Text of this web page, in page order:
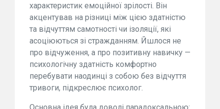
характеристик емоційної зрілості. Він
акцентував на різниці між цією здатністю
та відчуттям самотності чи ізоляції, які
асоціюються зі стражданням. Йшлося не
про відчуження, а про позитивну навичку —
психологічну здатність комфортно
перебувати наодинці з собою без відчуття
тривоги, підкреслює психолог.